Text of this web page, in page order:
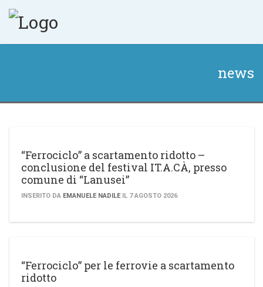
news
“Ferrociclo” a scartamento ridotto –
conclusione del festival IT.A.CÀ, presso
comune di “Lanusei”
INSERITO DA EMANUELE NADILEIL 7 AGOSTO 2026
“Ferrociclo” per le ferrovie a scartamento
ridotto